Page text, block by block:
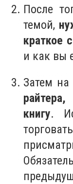
После
темой,
краткое
и как вы
Затем на
книгу.